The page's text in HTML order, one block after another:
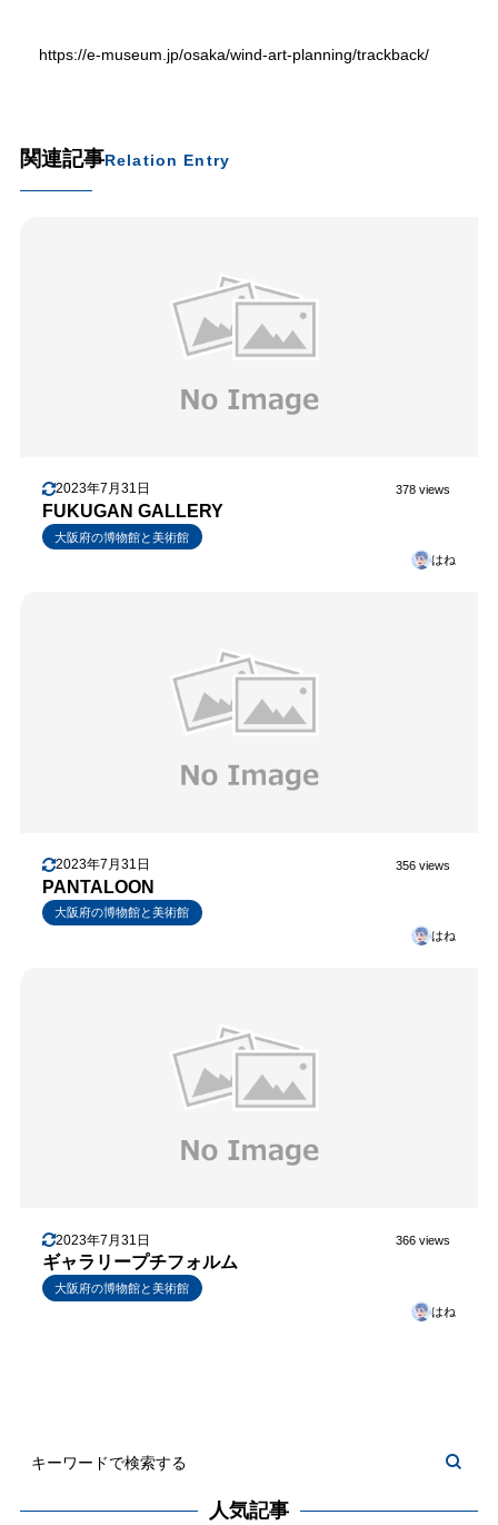
https://e-museum.jp/osaka/wind-art-planning/trackback/
関連記事Relation Entry
2023年7月31日 378 views
FUKUGAN GALLERY
大阪府の博物館と美術館
はね
2023年7月31日 356 views
PANTALOON
大阪府の博物館と美術館
はね
2023年7月31日 366 views
ギャラリープチフォルム
大阪府の博物館と美術館
はね
人気記事